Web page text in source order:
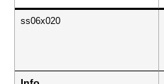
ss06x020